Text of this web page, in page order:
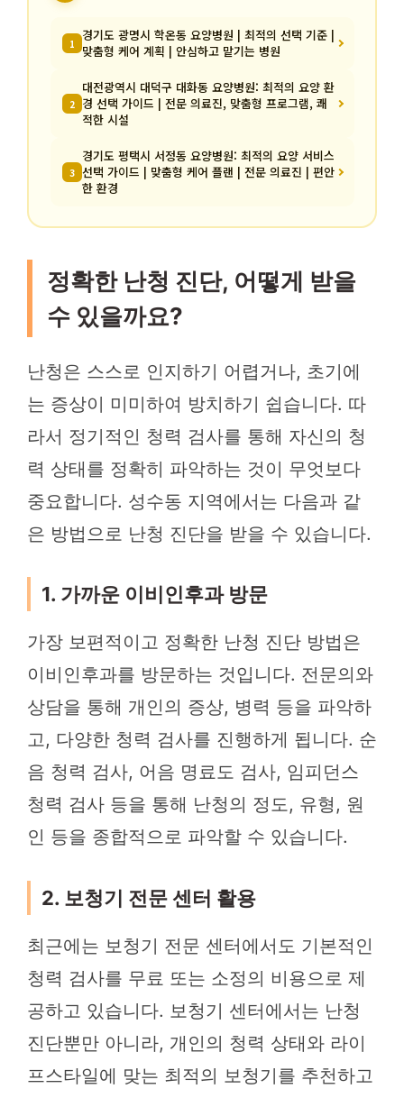
1 경기도 광명시 학온동 요양병원 | 최적의 선택 기준 |
맞춤형 케어 계획 | 안심하고 맡기는 병원
2
대전광역시 대덕구 대화동 요양병원: 최적의 요양 환
경 선택 가이드 | 전문 의료진, 맞춤형 프로그램, 쾌
적한 시설
3
경기도 평택시 서정동 요양병원: 최적의 요양 서비스
선택 가이드 | 맞춤형 케어 플랜 | 전문 의료진 | 편안
한 환경
정확한 난청 진단, 어떻게 받을
수 있을까요?
난청은 스스로 인지하기 어렵거나, 초기에
는 증상이 미미하여 방치하기 쉽습니다. 따
라서 정기적인 청력 검사를 통해 자신의 청
력 상태를 정확히 파악하는 것이 무엇보다
중요합니다. 성수동 지역에서는 다음과 같
은 방법으로 난청 진단을 받을 수 있습니다.
1. 가까운 이비인후과 방문
가장 보편적이고 정확한 난청 진단 방법은
이비인후과를 방문하는 것입니다. 전문의와
상담을 통해 개인의 증상, 병력 등을 파악하
고, 다양한 청력 검사를 진행하게 됩니다. 순
음 청력 검사, 어음 명료도 검사, 임피던스
청력 검사 등을 통해 난청의 정도, 유형, 원
인 등을 종합적으로 파악할 수 있습니다.
2. 보청기 전문 센터 활용
최근에는 보청기 전문 센터에서도 기본적인
청력 검사를 무료 또는 소정의 비용으로 제
공하고 있습니다. 보청기 센터에서는 난청
진단뿐만 아니라, 개인의 청력 상태와 라이
프스타일에 맞는 최적의 보청기를 추천하고